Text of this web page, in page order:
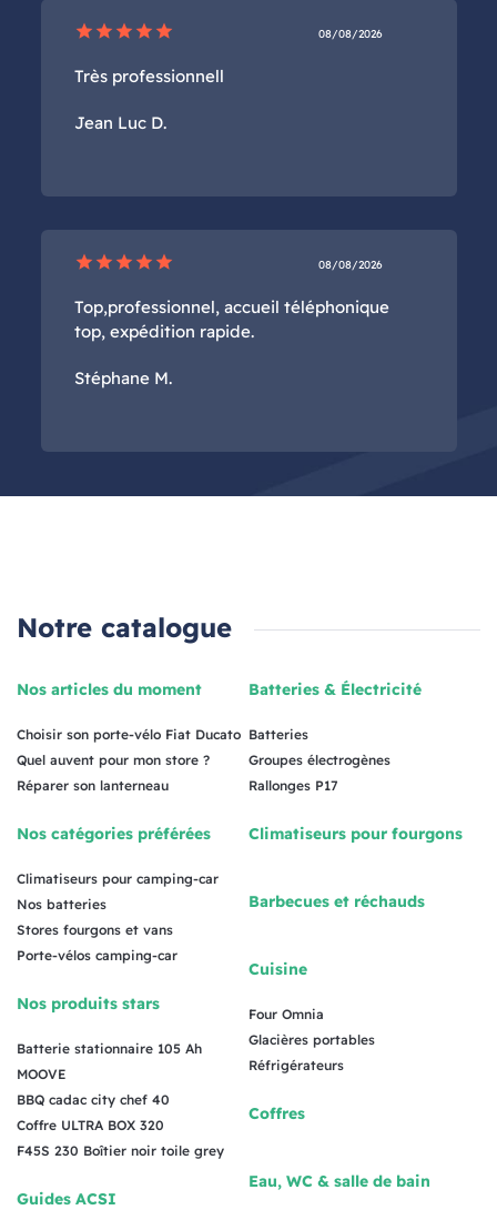
star star star star star 08/08/2026
Très professionnell
Jean Luc D.
star star star star star 08/08/2026
Top,professionnel, accueil téléphonique
top, expédition rapide.
Stéphane M.
Notre catalogue
Nos articles du moment
Choisir son porte-vélo Fiat Ducato
Quel auvent pour mon store ?
Réparer son lanterneau
Nos catégories préférées
Climatiseurs pour camping-car
Nos batteries
Stores fourgons et vans
Porte-vélos camping-car
Nos produits stars
Batterie stationnaire 105 Ah
MOOVE
BBQ cadac city chef 40
Coffre ULTRA BOX 320
F45S 230 Boîtier noir toile grey
Guides ACSI
Batteries & Électricité
Batteries
Groupes électrogènes
Rallonges P17
Climatiseurs pour fourgons
Barbecues et réchauds
Cuisine
Four Omnia
Glacières portables
Réfrigérateurs
Coffres
Eau, WC & salle de bain